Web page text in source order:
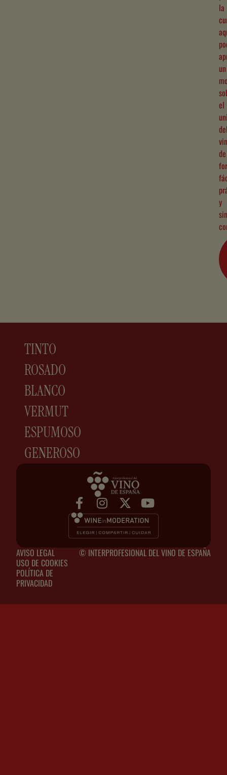
la
un
el
de
y
sin
TINTO
ROSADO
BLANCO
VERMUT
ESPUMOSO
GENEROSO
© INTERPROFESIONAL DEL VINO DE ESPAÑA
AVISO LEGAL
USO DE COOKIES
POLÍTICA DE
PRIVACIDAD